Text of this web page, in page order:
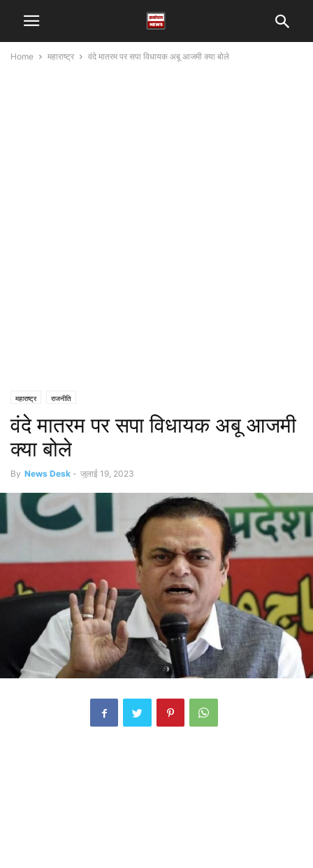
Home महाराष्ट्र वंदे मातरम पर सपा विधायक अबू आजमी क्या बोले
महाराष्ट्र राजनीति
वंदे मातरम पर सपा विधायक अबू आजमी
क्या बोले
By News Desk - जुलाई 19, 2023